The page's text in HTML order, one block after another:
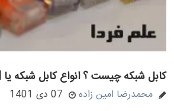
کابل شبکه چیست ؟ انواع کابل شبکه یا LAN
محمدرضا امین زاده 07 دی 1401